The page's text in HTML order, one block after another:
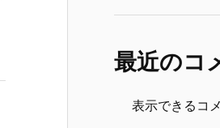
最近のコ
表示できるコ